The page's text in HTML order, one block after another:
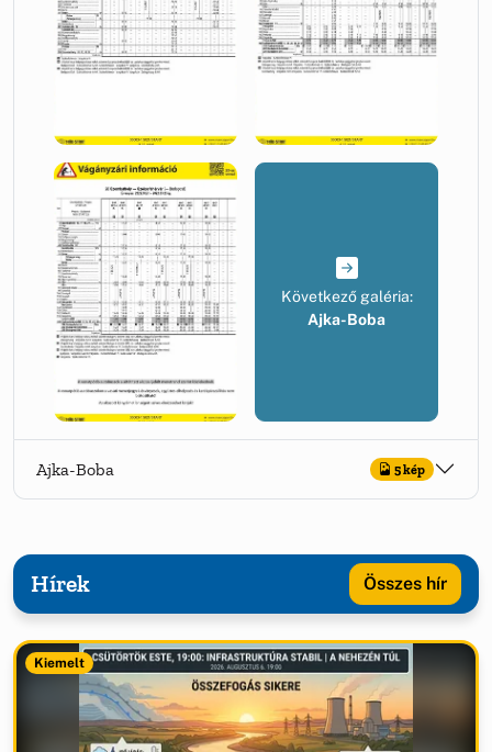
Következő galéria:
Ajka-Boba
Ajka-Boba 5 kép
Hírek Összes hír
Kiemelt